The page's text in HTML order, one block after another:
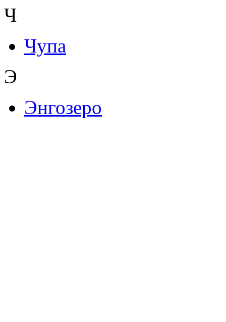
Ч
Чупа
Э
Энгозеро